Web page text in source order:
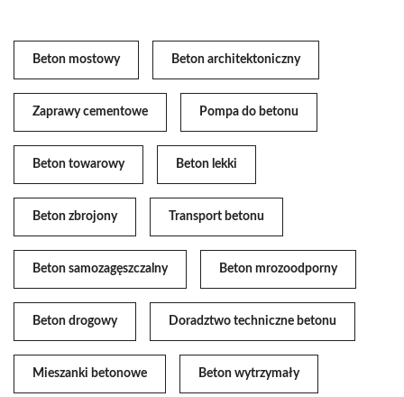
Beton mostowy Beton architektoniczny
Zaprawy cementowe Pompa do betonu
Beton towarowy Beton lekki
Beton zbrojony Transport betonu
Beton samozagęszczalny Beton mrozoodporny
Beton drogowy Doradztwo techniczne betonu
Mieszanki betonowe Beton wytrzymały